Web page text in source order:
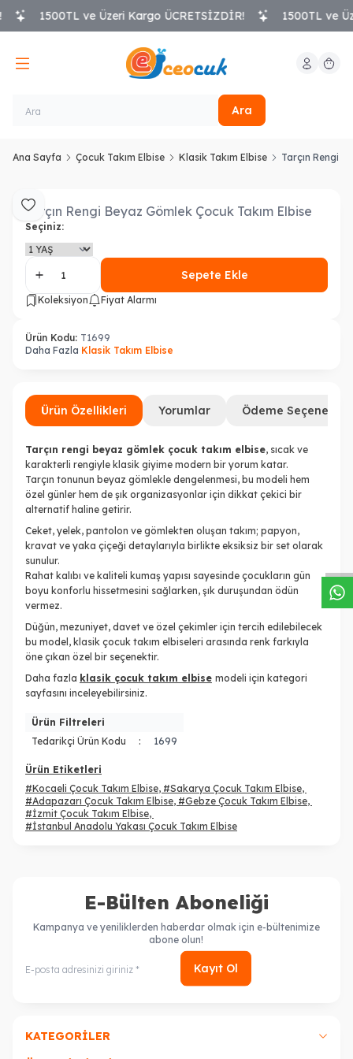
1500TL ve Üzeri Kargo ÜCRETSİZDİR! 1500TL ve
Ara
Hesabım
Ana Sayfa Çocuk Takım Elbise Klasik Takım Elbise Tarçın Rengi
Favoriye Ekle
Tarçın Rengi Beyaz Gömlek Çocuk Takım Elbise
Seçiniz:
Sepete Ekle
Koleksiyon Fiyat Alarmı
Ürün Kodu: T1699
Daha Fazla Klasik Takım Elbise
Ürün Özellikleri Yorumlar Ödeme Seçenekleri
Tarçın rengi beyaz gömlek çocuk takım elbise, sıcak ve
karakterli rengiyle klasik giyime modern bir yorum katar.
Tarçın tonunun beyaz gömlekle dengelenmesi, bu modeli hem
özel günler hem de şık organizasyonlar için dikkat çekici bir
alternatif haline getirir.
Ceket, yelek, pantolon ve gömlekten oluşan takım; papyon,
kravat ve yaka çiçeği detaylarıyla birlikte eksiksiz bir set olarak
sunulur.
Rahat kalıbı ve kaliteli kumaş yapısı sayesinde çocukların gün
boyu konforlu hissetmesini sağlarken, şık duruşundan ödün
vermez.
Düğün, mezuniyet, davet ve özel çekimler için tercih edilebilecek
bu model, klasik çocuk takım elbiseleri arasında renk farkıyla
öne çıkan özel bir seçenektir.
Daha fazla klasik çocuk takım elbise modeli için kategori
sayfasını inceleyebilirsiniz.
Ürün Filtreleri
Tedarikçi Ürün Kodu
: 1699
Ürün Etiketleri
#Kocaeli Çocuk Takım Elbise, #Sakarya Çocuk Takım Elbise,
#Adapazarı Çocuk Takım Elbise, #Gebze Çocuk Takım Elbise,
#İzmit Çocuk Takım Elbise,
#İstanbul Anadolu Yakası Çocuk Takım Elbise
E-Bülten Aboneliği
Kampanya ve yeniliklerden haberdar olmak için e-bültenimize
abone olun!
Kayıt Ol
KATEGORILER